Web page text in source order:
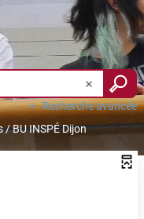
Recherche avancée
/BU INSPÉ Dijon